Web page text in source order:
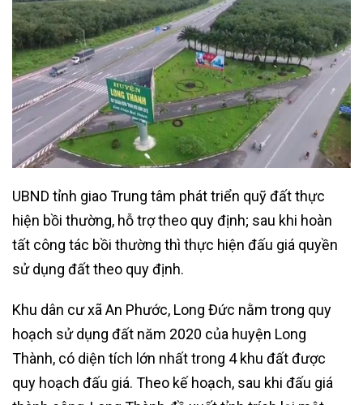
UBND tỉnh giao Trung tâm phát triển quỹ đất thực
hiện bồi thường, hỗ trợ theo quy định; sau khi hoàn
tất công tác bồi thường thì thực hiện đấu giá quyền
sử dụng đất theo quy định.
Khu dân cư xã An Phước, Long Đức nằm trong quy
hoạch sử dụng đất năm 2020 của huyện Long
Thành, có diện tích lớn nhất trong 4 khu đất được
quy hoạch đấu giá. Theo kế hoạch, sau khi đấu giá